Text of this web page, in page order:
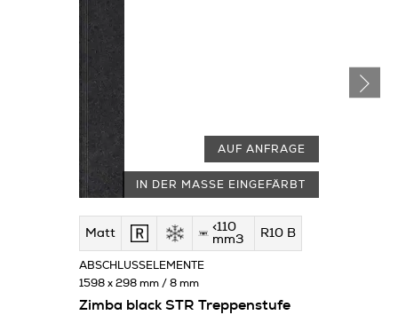
AUF ANFRAGE
IN DER MASSE EINGEFÄRBT
Matt
<110
mm3
R10 B
Zimba black STR Treppenstufe
ABSCHLUSSELEMENTE
1598 x 298 mm / 8 mm